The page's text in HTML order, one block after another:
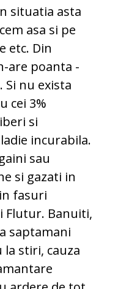
situatia asta
asa si pe
etc. Din
are poanta -
Si nu exista
cei 3%
si
incurabila.
sau
si gazati in
fasuri
Flutur. Banuiti,
saptamani
stiri, cauza